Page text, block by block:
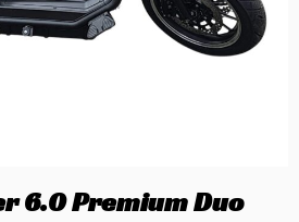
6.0 Premium Duo